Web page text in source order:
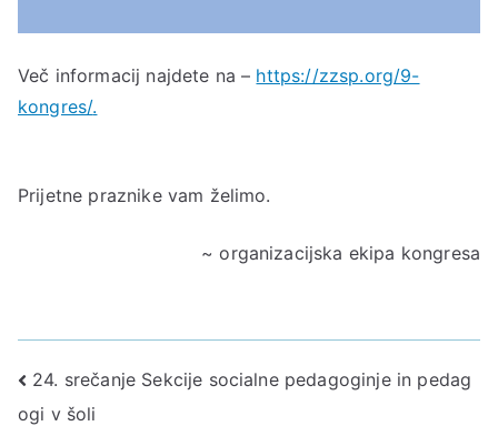
Več informacij najdete na – https://zzsp.org/9-
kongres/.
Prijetne praznike vam želimo.
~ organizacijska ekipa kongresa
Navigacija
24. srečanje Sekcije socialne pedagoginje in pedag
ogi v šoli